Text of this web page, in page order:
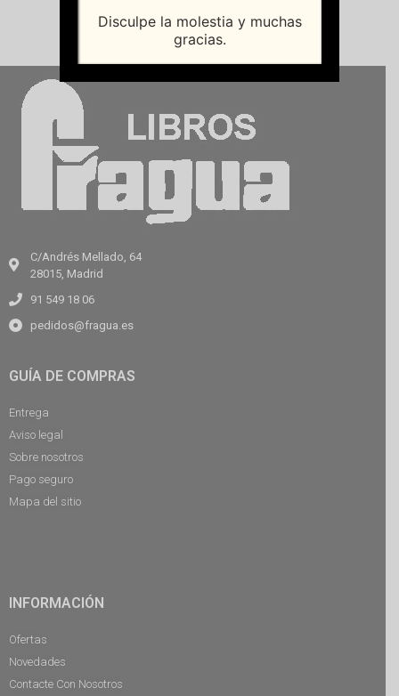
C/Andrés Mellado, 64
28015, Madrid
91 549 18 06
pedidos@fragua.es
GUÍA DE COMPRAS
Entrega
Aviso legal
Sobre nosotros
Pago seguro
Mapa del sitio
INFORMACIÓN
Ofertas
Novedades
Contacte Con Nosotros
Disculpe la molestia y muchas
gracias.